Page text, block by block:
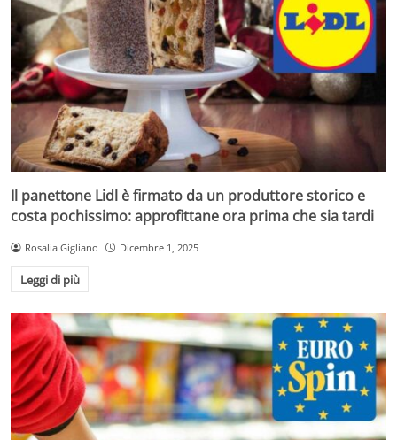
Il panettone Lidl è firmato da un produttore storico e
costa pochissimo: approfittane ora prima che sia tardi
Rosalia Gigliano Dicembre 1, 2025
Leggi di più